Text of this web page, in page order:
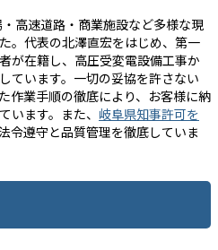
高速道路・商業施設など多様な現
。代表の北澤直宏をはじめ、第一
が在籍し、高圧受変電設備工事か
ています。一切の妥協を許さない
作業手順の徹底により、お客様に納
います。また、 岐阜県知事許可を
令遵守と品質管理を徹底していま